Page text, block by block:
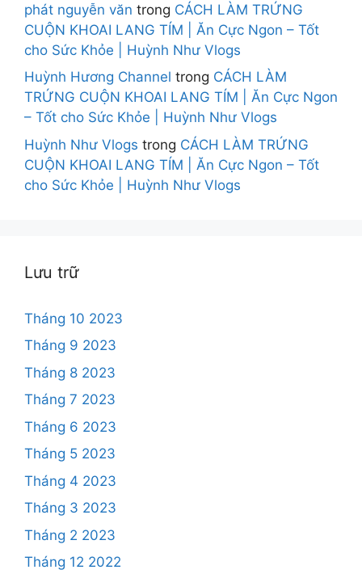
phát nguyễn văn trong CÁCH LÀM TRỨNG
CUỘN KHOAI LANG TÍM | Ăn Cực Ngon – Tốt
cho Sức Khỏe | Huỳnh Như Vlogs
Huỳnh Hương Channel trong CÁCH LÀM
TRỨNG CUỘN KHOAI LANG TÍM | Ăn Cực Ngon
– Tốt cho Sức Khỏe | Huỳnh Như Vlogs
Huỳnh Như Vlogs trong CÁCH LÀM TRỨNG
CUỘN KHOAI LANG TÍM | Ăn Cực Ngon – Tốt
cho Sức Khỏe | Huỳnh Như Vlogs
Lưu trữ
Tháng 10 2023
Tháng 9 2023
Tháng 8 2023
Tháng 7 2023
Tháng 6 2023
Tháng 5 2023
Tháng 4 2023
Tháng 3 2023
Tháng 2 2023
Tháng 12 2022